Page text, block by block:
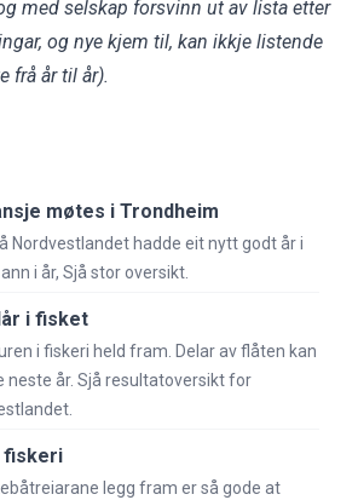
med selskap forsvinn ut av lista etter
og nye kjem til, kan ikkje listende
frå år til år).
møtes i Trondheim
Nordvestlandet hadde eit nytt godt år i
i år, Sjå stor oversikt.
i fisket
i fiskeri held fram. Delar av flåten kan
neste år. Sjå resultatoversikt for
fiskeri
legg fram er så gode at